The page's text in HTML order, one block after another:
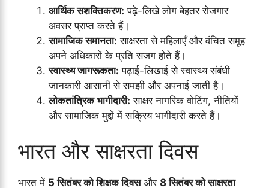
आर्थिक सशक्तिकरण: पढ़े-लिखे लोग बेहतर रोजगार
अवसर प्राप्त करते हैं।
सामाजिक समानता: साक्षरता से महिलाएँ और वंचित समूह
अपने अधिकारों के प्रति सजग होते हैं।
स्वास्थ्य जागरूकता: पढ़ाई-लिखाई से स्वास्थ्य संबंधी
जानकारी आसानी से समझी और अपनाई जाती है।
लोकतांत्रिक भागीदारी: साक्षर नागरिक वोटिंग, नीतियों
और सामाजिक मुद्दों में सक्रिय भागीदारी करते हैं।
भारत और साक्षरता दिवस
भारत में 5 सितंबर को शिक्षक दिवसऔर 8 सितंबर को साक्षरता